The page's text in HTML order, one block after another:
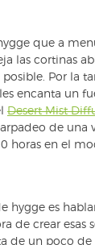
que a
las cortinas
Por la
encanta un
Desert Mist
de
horas en el
hygge es
de crear esas
de un poco